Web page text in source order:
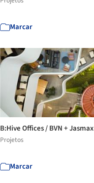
Marcar
B:Hive Offices / BVN + Jasmax
Projetos
Marcar